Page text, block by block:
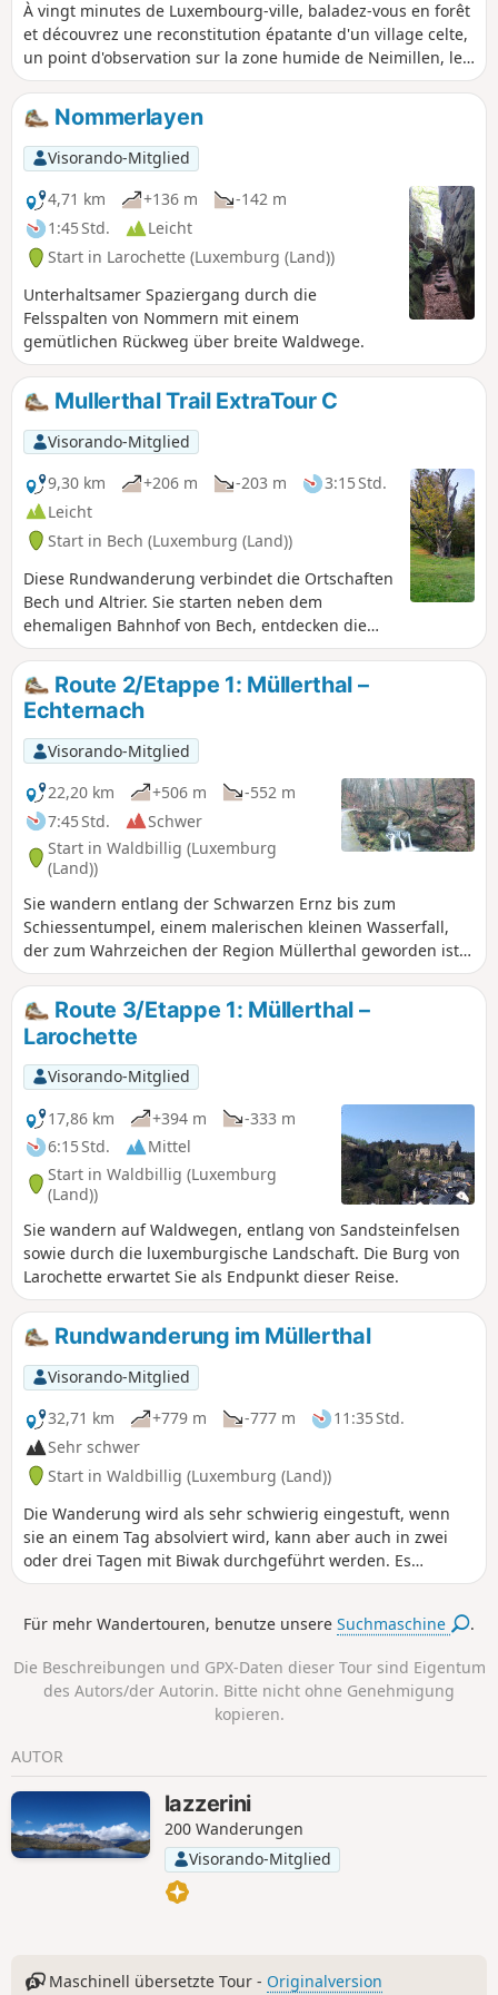
À vingt minutes de Luxembourg-ville, baladez-vous en forêt
et découvrez une reconstitution épatante d'un village celte,
un point d'observation sur la zone humide de Neimillen, le
Millekanal ainsi que le moulin de Schrassig.
Nommerlayen
Visorando-Mitglied
4,71 km
+136 m
-142 m
1:45 Std.
Leicht
Start in Larochette (Luxemburg (Land))
Unterhaltsamer Spaziergang durch die
Felsspalten von Nommern mit einem
gemütlichen Rückweg über breite Waldwege.
Mullerthal Trail ExtraTour C
Visorando-Mitglied
9,30 km
+206 m -203 m
3:15 Std.
Leicht
Start in Bech (Luxemburg (Land))
Diese Rundwanderung verbindet die Ortschaften
Bech und Altrier. Sie starten neben dem
ehemaligen Bahnhof von Bech, entdecken die
Naturstätte Bildchen in Altrier (große, über 1000
Jahre alte Eiche) und beenden die Wanderung im
300 m langen Tunnel von Bech. Der Abschnitt
zwischen Altrier und Bech bietet sehr schöne
Ausblicke auf das Tal.
Route 2/Etappe 1: Müllerthal –
Echternach
Visorando-Mitglied
22,20 km
+506 m
-552 m
7:45 Std.
Schwer
Start in Waldbillig (Luxemburg
(Land))
Sie wandern entlang der Schwarzen Ernz bis zum
Schiessentumpel, einem malerischen kleinen Wasserfall,
der zum Wahrzeichen der Region Müllerthal geworden ist.
Weiter geht es zu den spektakulären Felsformationen von
Eulenburg, Goldfralay und Goldkaul. Außerdem entdecken
Sie eine der schönsten Felsspalten der Region: die
„Kohlscheuer“. Anschließend führt der Weg durch eine
Abfolge von Felsformationen namens Daxelay, Einsiedelei
und Härgottskapp sowie durch Wälder bis nach Echternach.
Route 3/Etappe 1: Müllerthal –
Larochette
Visorando-Mitglied
17,86 km
+394 m
-333 m
6:15 Std.
Mittel
Start in Waldbillig (Luxemburg
(Land))
Sie wandern auf Waldwegen, entlang von Sandsteinfelsen
sowie durch die luxemburgische Landschaft. Die Burg von
Larochette erwartet Sie als Endpunkt dieser Reise.
Rundwanderung im Müllerthal
Visorando-Mitglied
32,71 km
+779 m -777 m
11:35 Std.
Sehr schwer
Start in Waldbillig (Luxemburg (Land))
Die Wanderung wird als sehr schwierig eingestuft, wenn
sie an einem Tag absolviert wird, kann aber auch in zwei
oder drei Tagen mit Biwak durchgeführt werden. Es
empfiehlt sich, in Consdorf zu starten und vor Lauterborn
Für mehr Wandertouren, benutze unsereSuchmaschine .
Die Beschreibungen und GPX-Daten dieser Tour sind Eigentum
des Autors/der Autorin. Bitte nicht ohne Genehmigung
kopieren.
AUTOR
lazzerini
200 Wanderungen
Visorando-Mitglied
Maschinell übersetzte Tour - Originalversion